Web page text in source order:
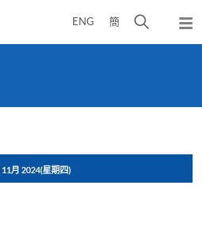
ENG 簡
開
彈
出
11月 2024(星期四)